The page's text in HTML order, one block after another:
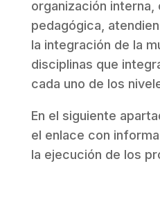
organización
pedagógica,
la integración de la
disciplinas que
cada uno de los
En el siguiente
el enlace con
la ejecución de los